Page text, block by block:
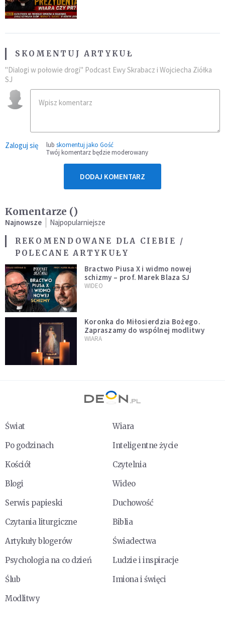
SKOMENTUJ ARTYKUŁ
"Dialogi w połowie drogi" Podcast Ewy Skrabacz i Wojciecha Ziółka
SJ
Zaloguj się lub skomentuj jako Gość
Twój komentarz będzie moderowany
DODAJ KOMENTARZ
Komentarze ()
Najnowsze
Najpopularniejsze
REKOMENDOWANE DLA CIEBIE /
POLECANE ARTYKUŁY
Bractwo Piusa X i widmo nowej
schizmy – prof. Marek Blaza SJ
WIDEO
Koronka do Miłosierdzia Bożego.
Zapraszamy do wspólnej modlitwy
WIARA
Świat
Wiara
Po godzinach
Inteligentne życie
Kościół
Czytelnia
Blogi
Wideo
Serwis papieski
Duchowość
Czytania liturgiczne
Biblia
Artykuły blogerów
Świadectwa
Psychologia na co dzień
Ludzie i inspiracje
Ślub
Imiona i święci
Modlitwy